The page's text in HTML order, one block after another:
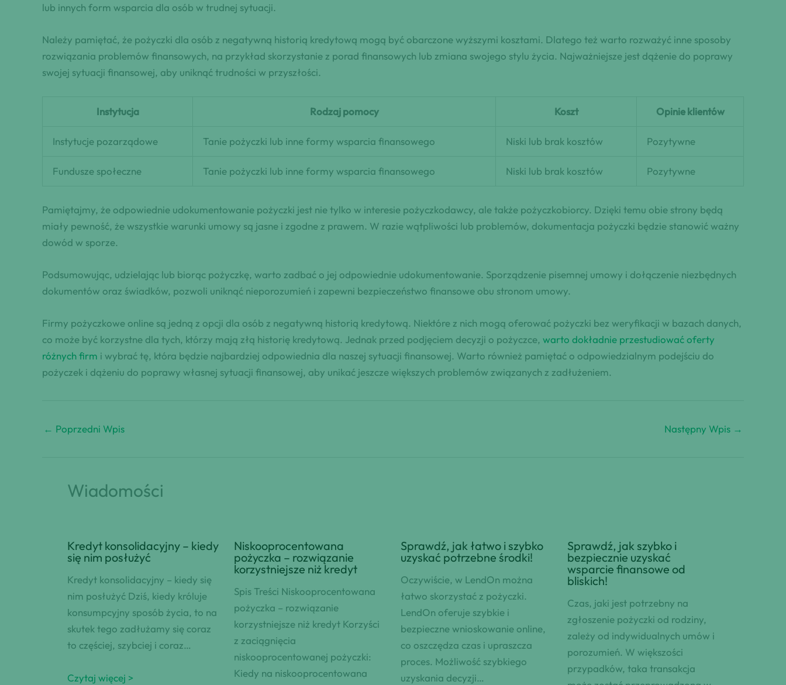
lub innych form wsparcia dla osób w trudnej sytuacji.
Należy pamiętać, że pożyczki dla osób z negatywną historią kredytową mogą być obarczone wyższymi kosztami. Dlatego też warto rozważyć inne sposoby
rozwiązania problemów finansowych, na przykład skorzystanie z porad finansowych lub zmiana swojego stylu życia. Najważniejsze jest dążenie do poprawy
swojej sytuacji finansowej, aby uniknąć trudności w przyszłości.
Instytucja Rodzaj pomocy Koszt Opinie klientów
Instytucje pozarządowe Tanie pożyczki lub inne formy wsparcia finansowego Niski lub brak kosztów Pozytywne
Fundusze społeczne Tanie pożyczki lub inne formy wsparcia finansowego Niski lub brak kosztów Pozytywne
Pamiętajmy, że odpowiednie udokumentowanie pożyczki jest nie tylko w interesie pożyczkodawcy, ale także pożyczkobiorcy. Dzięki temu obie strony będą
miały pewność, że wszystkie warunki umowy są jasne i zgodne z prawem. W razie wątpliwości lub problemów, dokumentacja pożyczki będzie stanowić ważny
dowód w sporze.
Podsumowując, udzielając lub biorąc pożyczkę, warto zadbać o jej odpowiednie udokumentowanie. Sporządzenie pisemnej umowy i dołączenie niezbędnych
dokumentów oraz świadków, pozwoli uniknąć nieporozumień i zapewni bezpieczeństwo finansowe obu stronom umowy.
Firmy pożyczkowe online są jedną z opcji dla osób z negatywną historią kredytową. Niektóre z nich mogą oferować pożyczki bez weryfikacji w bazach danych,
co może być korzystne dla tych, którzy mają złą historię kredytową. Jednak przed podjęciem decyzji o pożyczce, warto dokładnie przestudiować oferty
różnych firm i wybrać tę, która będzie najbardziej odpowiednia dla naszej sytuacji finansowej. Warto również pamiętać o odpowiedzialnym podejściu do
pożyczek i dążeniu do poprawy własnej sytuacji finansowej, aby unikać jeszcze większych problemów związanych z zadłużeniem.
← Poprzedni Wpis Następny Wpis →
Wiadomości
Kredyt konsolidacyjny – kiedy
się nim posłużyć
Kredyt konsolidacyjny – kiedy się
nim posłużyć Dziś, kiedy króluje
konsumpcyjny sposób życia, to na
skutek tego zadłużamy się coraz
to częściej, szybciej i coraz…
Czytaj więcej >
Niskooprocentowana
pożyczka – rozwiązanie
korzystniejsze niż kredyt
Spis Treści Niskooprocentowana
pożyczka – rozwiązanie
korzystniejsze niż kredyt Korzyści
z zaciągnięcia
niskooprocentowanej pożyczki:
Kiedy na niskooprocentowana
Sprawdź, jak łatwo i szybko
uzyskać potrzebne środki!
Oczywiście, w LendOn można
łatwo skorzystać z pożyczki.
LendOn oferuje szybkie i
bezpieczne wnioskowanie online,
co oszczędza czas i upraszcza
proces. Możliwość szybkiego
uzyskania decyzji…
Sprawdź, jak szybko i
bezpiecznie uzyskać
wsparcie finansowe od
bliskich!
Czas, jaki jest potrzebny na
zgłoszenie pożyczki od rodziny,
zależy od indywidualnych umów i
porozumień. W większości
przypadków, taka transakcja